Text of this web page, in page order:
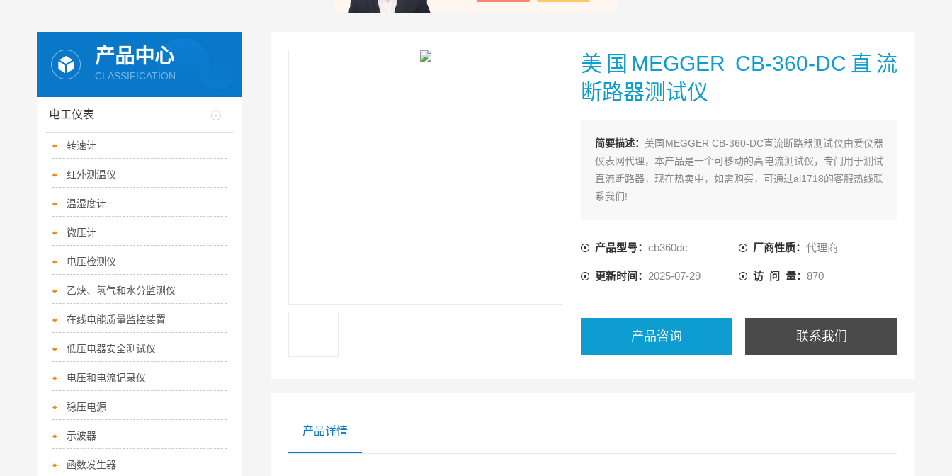
美国MEGGER CB-360-DC直流
断路器测试仪
简要描述：美国MEGGER CB-360-DC直流断路器测试仪由爱仪器
仪表网代理，本产品是一个可移动的高电流测试仪，专门用于测试
直流断路器，现在热卖中，如需购买，可通过ai1718的客服热线联
系我们!
产品型号： cb360dc 厂商性质：代理商
更新时间： 2025-07-29 访 问 量：870
产品咨询 联系我们
产品详情
产品中心
CLASSIFICATION
电工仪表
转速计
红外测温仪
温湿度计
微压计
电压检测仪
乙炔、氢气和水分监测仪
在线电能质量监控装置
低压电器安全测试仪
电压和电流记录仪
稳压电源
示波器
函数发生器